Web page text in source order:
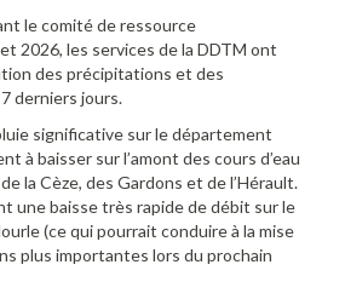
le comité de ressource
2026, les services de la DDTM ont
des précipitations et des
derniers jours.
significative sur le département
à baisser sur l’amont des cours d’eau
la Cèze, des Gardons et de l’Hérault.
une baisse très rapide de débit sur le
(ce qui pourrait conduire à la mise
plus importantes lors du prochain